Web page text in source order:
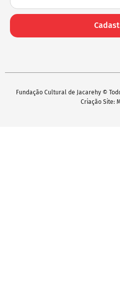
Fundação Cultural de Jacarehy ©
Criação Site: